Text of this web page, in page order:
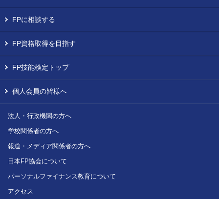
FPに相談する
FP資格取得を目指す
FP技能検定トップ
個人会員の皆様へ
法人・行政機関の方へ
学校関係者の方へ
報道・メディア関係者の方へ
日本FP協会について
パーソナルファイナンス教育について
アクセス